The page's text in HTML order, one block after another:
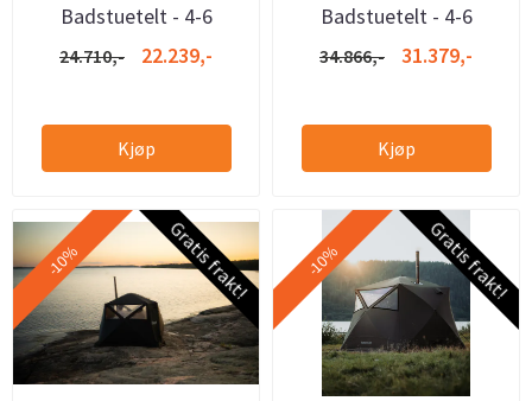
Badstuetelt - 4-6
personer
24.710,- 22.239,-
Kjøp
Badstuetelt - 4-6
personer
34.866,- 31.379,-
Kjøp
Gratis frakt!
-10% Gratis frakt!
-10%